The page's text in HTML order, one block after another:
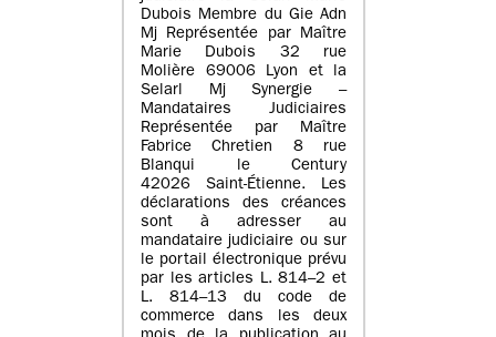
Dubois Membre du Gie Adn
Mj Représentée par Maître
Marie Dubois 32 rue
Molière 69006 Lyon et la
Selarl Mj Synergie –
Mandataires Judiciaires
Représentée par Maître
Fabrice Chretien 8 rue
Blanqui le Century
42026 Saint-Étienne. Les
déclarations des créances
sont à adresser au
mandataire judiciaire ou sur
le portail électronique prévu
par les articles L. 814–2 et
L. 814–13 du code de
commerce dans les deux